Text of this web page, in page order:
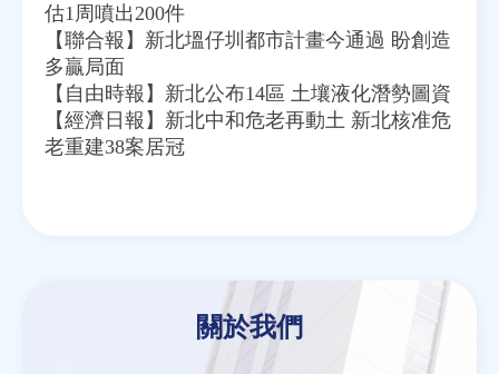
估1周噴出200件
【聯合報】新北塭仔圳都市計畫今通過 盼創造
多贏局面
【自由時報】新北公布14區 土壤液化潛勢圖資
【經濟日報】新北中和危老再動土 新北核准危
老重建38案居冠
關於我們